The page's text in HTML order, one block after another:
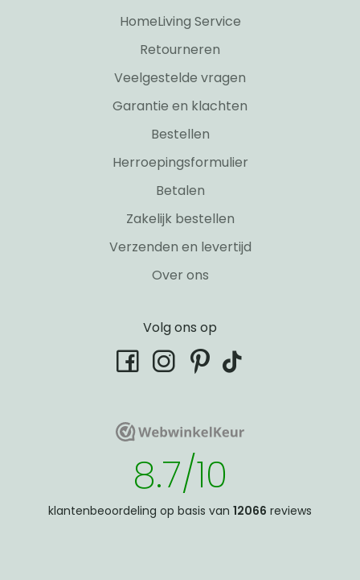
HomeLiving Service
Retourneren
Veelgestelde vragen
Garantie en klachten
Bestellen
Herroepingsformulier
Betalen
Zakelijk bestellen
Verzenden en levertijd
Over ons
Volg ons op
facebookinstagram
pinterest
tiktok
WebwinkelKeurWebwinkelKeur
8.7/10
klantenbeoordeling op basis van 12066 reviews